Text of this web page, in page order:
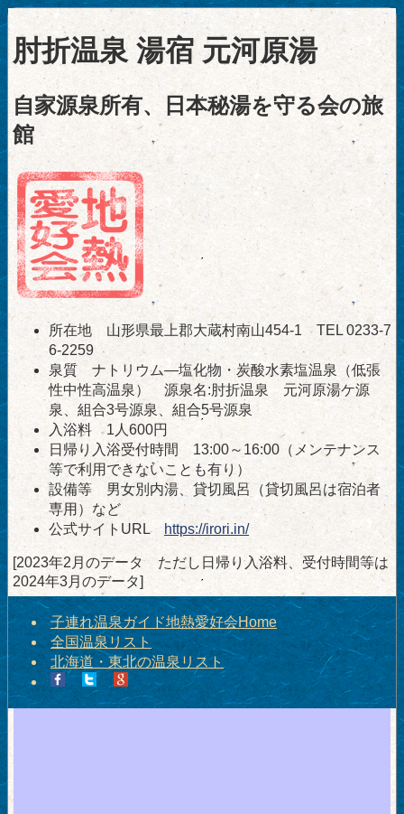
肘折温泉 湯宿 元河原湯
自家源泉所有、日本秘湯を守る会の旅
館
所在地 山形県最上郡大蔵村南山454-1 TEL 0233-7
6-2259
泉質 ナトリウム―塩化物・炭酸水素塩温泉（低張
性中性高温泉） 源泉名:肘折温泉 元河原湯ケ源
泉、組合3号源泉、組合5号源泉
入浴料 1人600円
日帰り入浴受付時間 13:00～16:00（メンテナンス
等で利用できないことも有り）
設備等 男女別内湯、貸切風呂（貸切風呂は宿泊者
専用）など
公式サイトURL https://irori.in/
[2023年2月のデータ ただし日帰り入浴料、受付時間等は
2024年3月のデータ]
子連れ温泉ガイド地熱愛好会Home
全国温泉リスト
北海道・東北の温泉リスト